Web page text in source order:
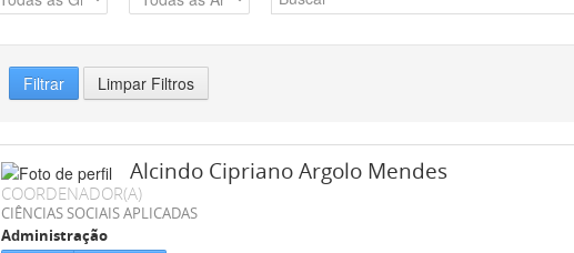
Filtrar Limpar Filtros
Alcindo Cipriano Argolo Mendes
COORDENADOR(A)
CIÊNCIAS SOCIAIS APLICADAS
Administração